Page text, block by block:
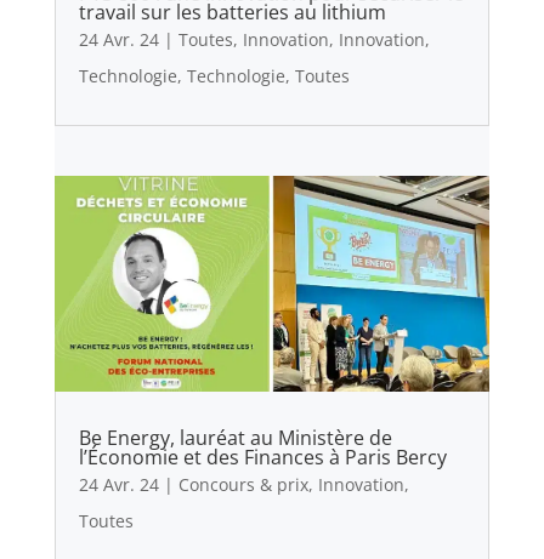
travail sur les batteries au lithium
24 Avr. 24| Toutes, Innovation, Innovation,
Technologie, Technologie, Toutes
Be Energy, lauréat au Ministère de
l’Économie et des Finances à Paris Bercy
24 Avr. 24| Concours & prix, Innovation,
Toutes